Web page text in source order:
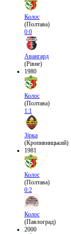
Колос
(Полтава)
0:0
Авангард
(Рівне)
1980
Колос
(Полтава)
1:1
Зірка
(Кропивницький)
1981
Колос
(Полтава)
0:2
Колос
(Павлоград)
2000